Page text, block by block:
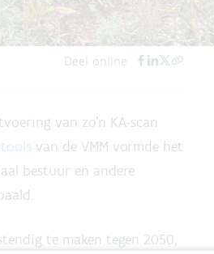
Deel online
van zo’n KA-scan
van de VMM vormde het
bestuur en andere
te maken tegen 2050,